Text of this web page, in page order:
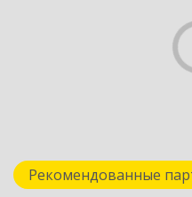
Рекомендованные